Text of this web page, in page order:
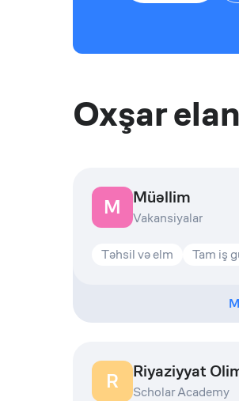
Oxşar
M Müəllim
Vakansiyalar
Təhsil və elm Tam iş
R Scholar Academy